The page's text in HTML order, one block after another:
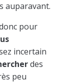
auparavant.
pour
incertain
des
peu